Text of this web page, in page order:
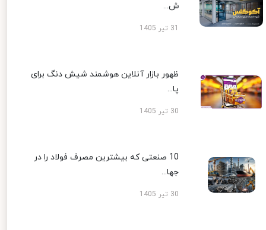
ش...
ظهور بازار آنلاین هوشمند شیش دنگ برای
پا...
30 تیر 1405
10 صنعتی که بیشترین مصرف فولاد را در
جها...
30 تیر 1405